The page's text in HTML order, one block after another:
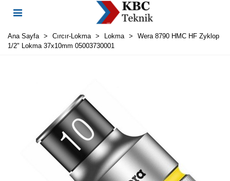
Ana Sayfa > Cırcır-Lokma > Lokma >
Wera 8790 HMC HF Zyklop
1/2" Lokma 37x10mm 05003730001